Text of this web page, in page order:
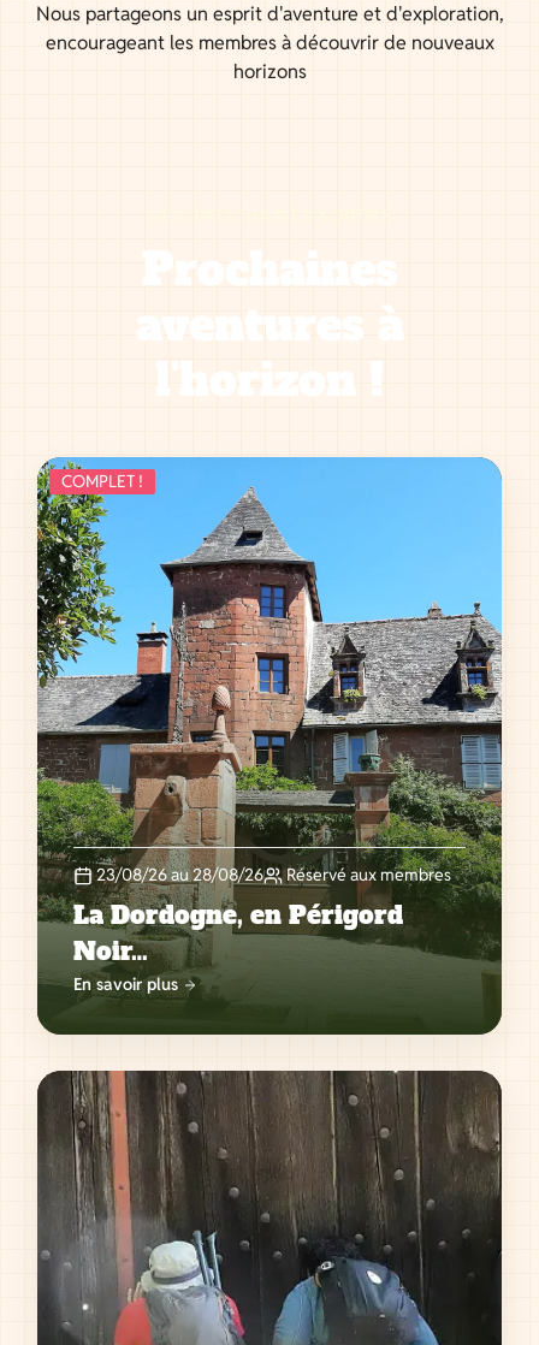
Nous partageons un esprit d'aventure et d'exploration,
encourageant les membres à découvrir de nouveaux
horizons
Prochaines
aventures à
l'horizon !
COMPLET !
23/08/26 au 28/08/26 Réservé aux membres
La Dordogne, en Périgord
Noir…
En savoir plus